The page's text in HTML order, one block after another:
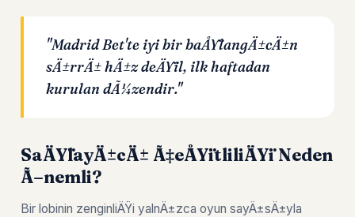
"Madrid Bet'te iyi bir baÅŸlangÄ±cÄ±n
sÄ±rrÄ± hÄ±z deÄŸil, ilk haftadan
kurulan dÃ¼zendir."
SaÄŸlayÄ±cÄ± Ã‡eÅŸitliliÄŸi Neden
Ã–nemli?
Bir lobinin zenginliÄŸi yalnÄ±zca oyun sayÄ±sÄ±yla